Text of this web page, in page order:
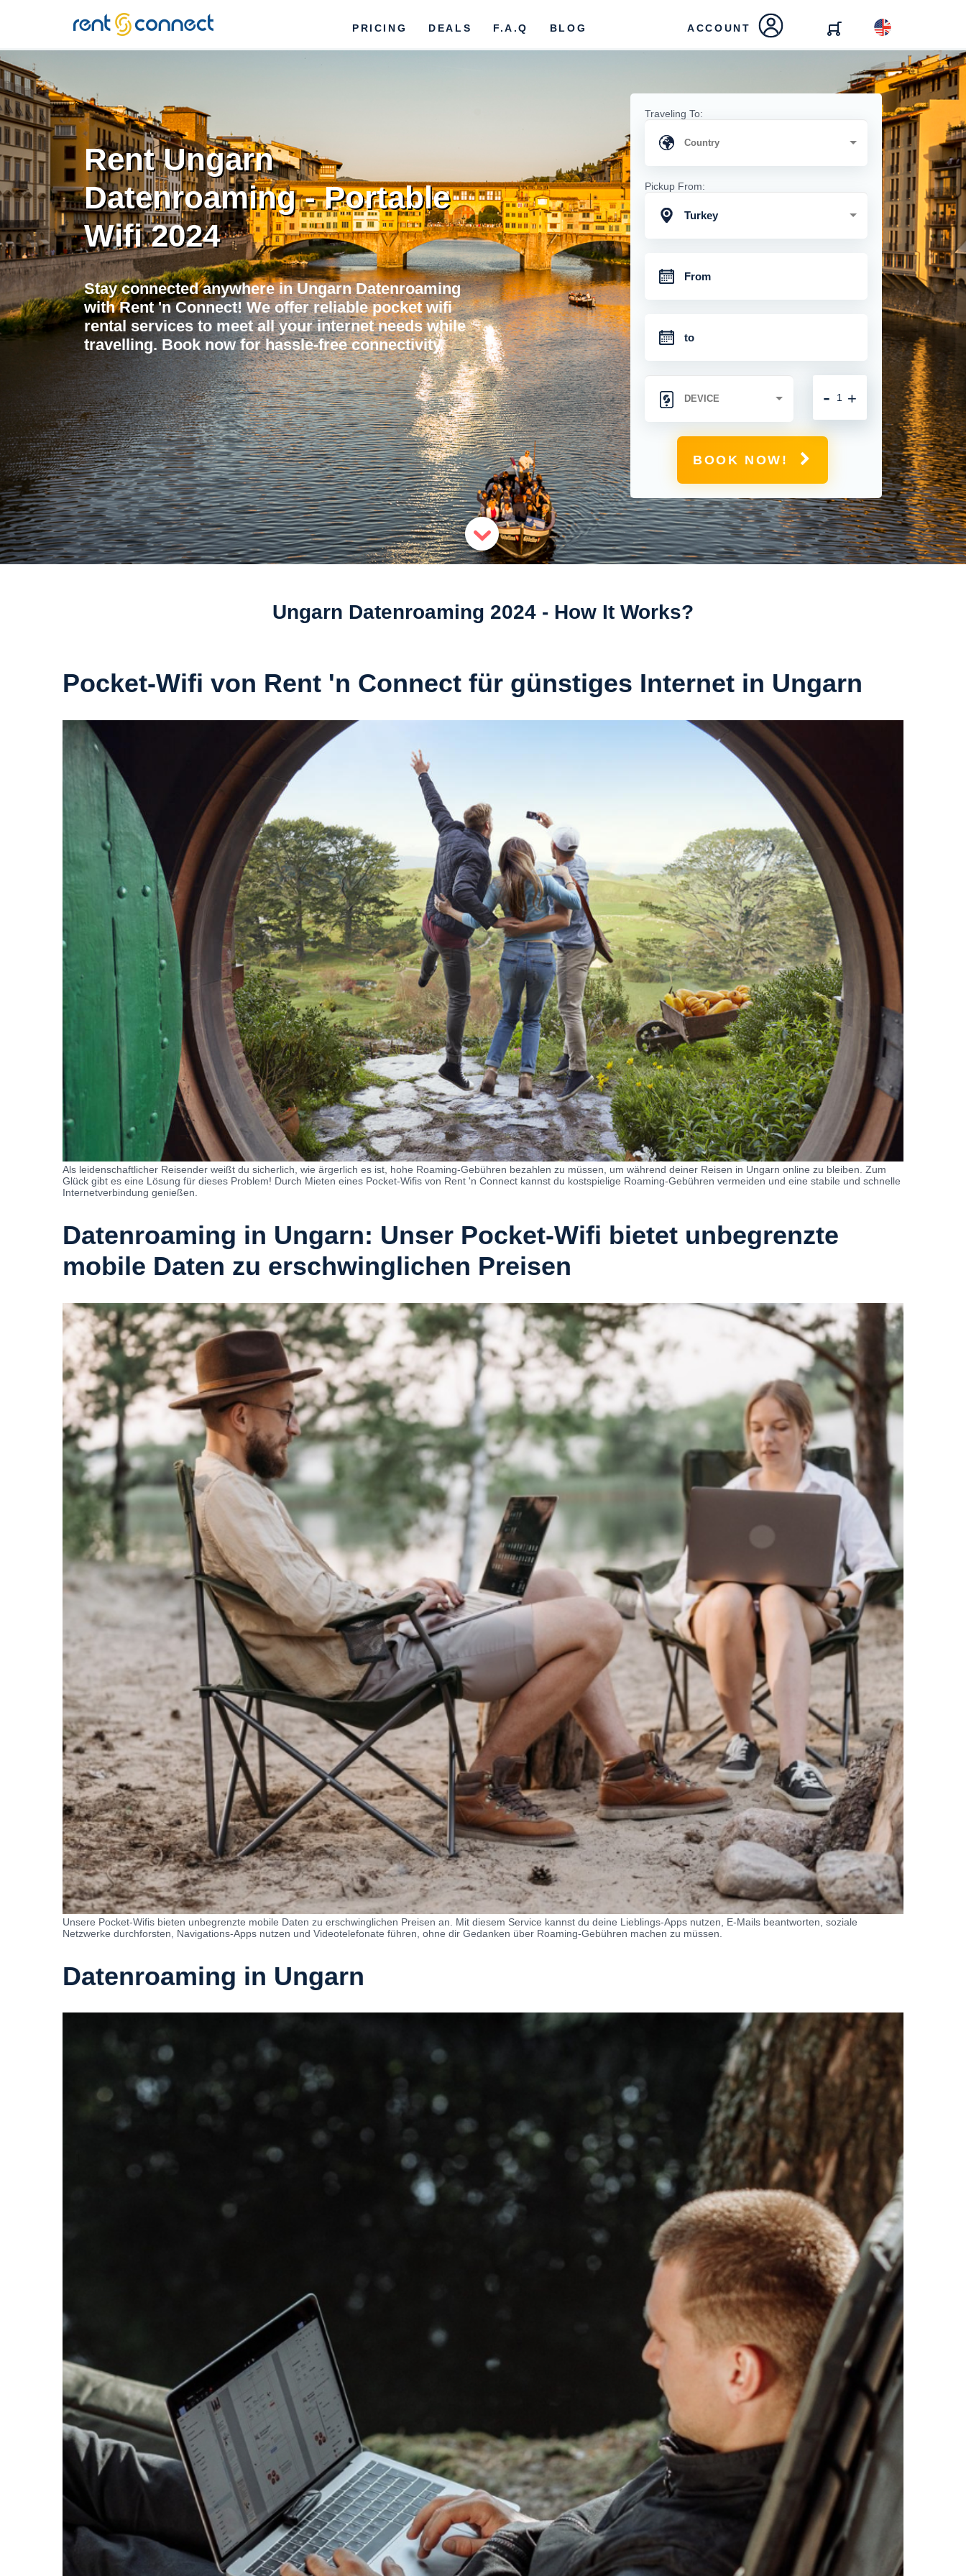
RENT'N
CONNECT
PRICING DEALS F.A.Q BLOG ACCOUNT
Rent Ungarn
Datenroaming - Portable
Wifi 2024
Stay connected anywhere in Ungarn Datenroaming
with Rent 'n Connect! We offer reliable pocket wifi
rental services to meet all your internet needs while
travelling. Book now for hassle-free connectivity.
Traveling To:
Pickup From:
Turkey
+
-
BOOK NOW!
Ungarn Datenroaming 2024 - How It Works?
Pocket-Wifi von Rent 'n Connect für günstiges Internet in Ungarn
Als leidenschaftlicher Reisender weißt du sicherlich, wie ärgerlich es ist, hohe Roaming-Gebühren bezahlen zu müssen, um während deiner Reisen in Ungarn online zu bleiben. Zum
Glück gibt es eine Lösung für dieses Problem! Durch Mieten eines Pocket-Wifis von Rent 'n Connect kannst du kostspielige Roaming-Gebühren vermeiden und eine stabile und schnelle
Internetverbindung genießen.
Datenroaming in Ungarn: Unser Pocket-Wifi bietet unbegrenzte
mobile Daten zu erschwinglichen Preisen
Unsere Pocket-Wifis bieten unbegrenzte mobile Daten zu erschwinglichen Preisen an. Mit diesem Service kannst du deine Lieblings-Apps nutzen, E-Mails beantworten, soziale
Netzwerke durchforsten, Navigations-Apps nutzen und Videotelefonate führen, ohne dir Gedanken über Roaming-Gebühren machen zu müssen.
Datenroaming in Ungarn